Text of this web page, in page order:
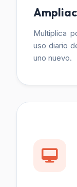
Multiplica
uso diario
uno nuevo.